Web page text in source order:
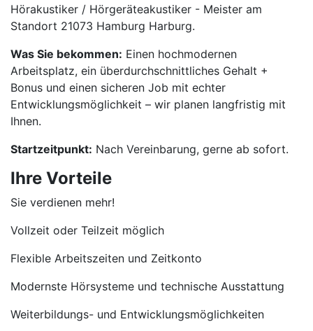
Hörakustiker / Hörgeräteakustiker - Meister am
Standort 21073 Hamburg Harburg.
Was Sie bekommen: Einen hochmodernen
Arbeitsplatz, ein überdurchschnittliches Gehalt +
Bonus und einen sicheren Job mit echter
Entwicklungsmöglichkeit – wir planen langfristig mit
Ihnen.
Startzeitpunkt: Nach Vereinbarung, gerne ab sofort.
Ihre Vorteile
Sie verdienen mehr!
Vollzeit oder Teilzeit möglich
Flexible Arbeitszeiten und Zeitkonto
Modernste Hörsysteme und technische Ausstattung
Weiterbildungs- und Entwicklungsmöglichkeiten